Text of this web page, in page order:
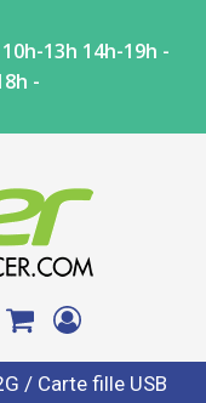
13h 14h-19h -
-
/ Carte fille USB